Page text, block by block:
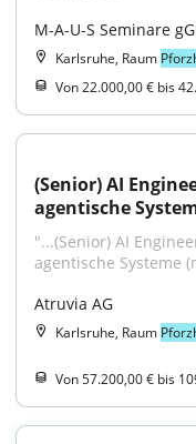
M-A-U-S Seminare
Karlsruhe, Raum
Von 22.000,00 € bis
(Senior) AI
agentische
"...(Senior) AI
agentische Systeme
Atruvia AG
Karlsruhe, Raum
Von 57.200,00 € bis